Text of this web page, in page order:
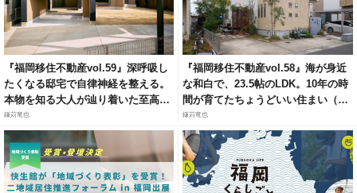
『福岡移住不動産vol.59』深呼吸し
たくなる邸宅で自律神経を整える。
本物を知る大人が辿り着いた至高の
リトリート（福岡市城南区梅林）
鎌苅竜也
『福岡移住不動産vol.58』海が身近
な和白で、23.5帖のLDK。10年の時
間が育てたちょうどいい住まい（福
岡市東区和白6）
鎌苅竜也